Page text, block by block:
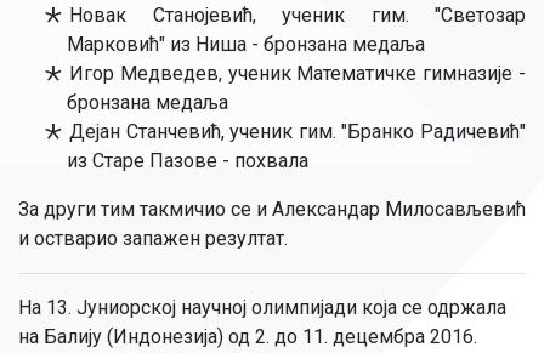
Новак Станојевић, ученик гим. "Светозар
Марковић" из Ниша - бронзана медаља
Игор Медведев, ученик Математичке гимназије -
бронзана медаља
Дејан Станчевић, ученик гим. "Бранко Радичевић"
из Старе Пазове - похвала
За други тим такмичио се и Александар Милосављевић
и остварио запажен резултат.
На 13. Јуниорској научној олимпијади која се одржала
на Балију (Индонезија) од 2. до 11. децембра 2016.